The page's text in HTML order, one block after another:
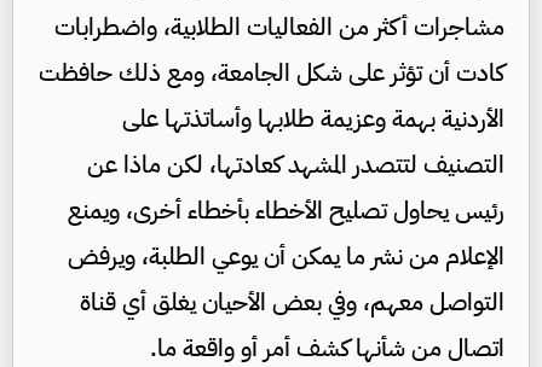
مشاجرات أكثر من الفعاليات الطلابية، واضطرابات
كادت أن تؤثر على شكل الجامعة، ومع ذلك حافظت
الأردنية بهمة وعزيمة طلابها وأساتذتها على
التصنيف لتتصدر المشهد كعادتها، لكن ماذا عن
رئيس يحاول تصليح الأخطاء بأخطاء أخرى، ويمنع
الإعلام من نشر ما يمكن أن يوعي الطلبة، ويرفض
التواصل معهم، وفي بعض الأحيان يغلق أي قناة
اتصال من شأنها كشف أمر أو واقعة ما.